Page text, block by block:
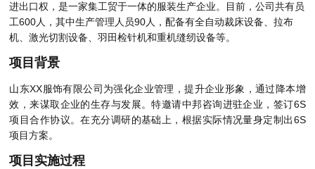
进出口权，是一家集工贸于一体的服装生产企业。目前，公司共有员
工600人，其中生产管理人员90人，配备有全自动裁床设备、拉布
机、激光切割设备、羽田检针机和重机缝纫设备等。
项目背景
山东XX服饰有限公司为强化企业管理，提升企业形象，通过降本增
效，来谋取企业的生存与发展。特邀请中邦咨询进驻企业，签订6S
项目合作协议。在充分调研的基础上，根据实际情况量身定制出6S
项目方案。
项目实施过程